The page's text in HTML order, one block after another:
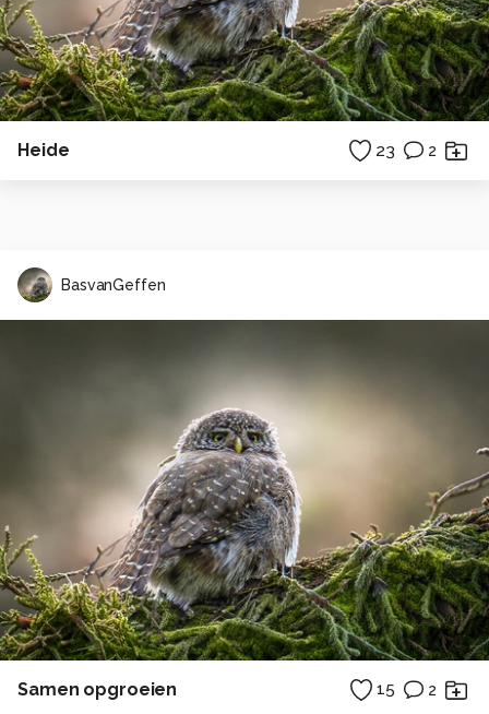
Heide 23 2
BasvanGeffen
Samen opgroeien 15 2